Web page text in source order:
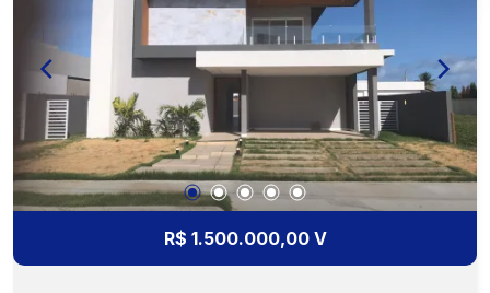
dependência de empregada, depósito, quintal,
piscina privativa, 3 vagas de garagem. Área de
lazer do condomínio: Brinquedoteca, salão de
festas, salão de jogos, piscina adulto e infantil,
campo de futebol, parque infantil, academia
equipada, espaço gourmet. Um imóvel completo,
ideal para quem deseja viver com conforto,
segurança e lazer em um dos melhores
condomínios da região. Entre em contato para
mais informações ou para agendar uma visita.
R$ 1.500.000,00 V